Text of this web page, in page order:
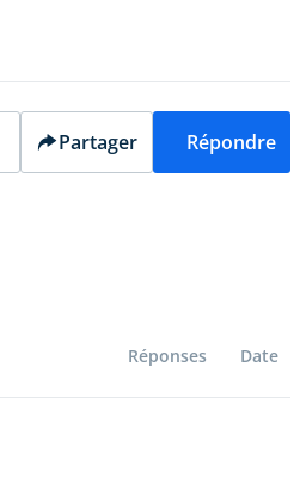
Partager Répondre
Réponses Date